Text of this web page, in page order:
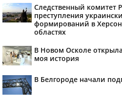
Следственный комитет
преступления
формирований в
областях
В Новом Осколе
моя история
В Белгороде начали